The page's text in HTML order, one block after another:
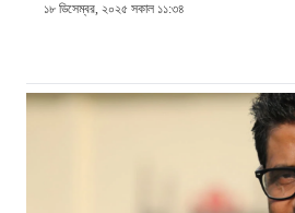
১৮ ডিসেম্বর, ২০২৫ সকাল ১১:৩৪